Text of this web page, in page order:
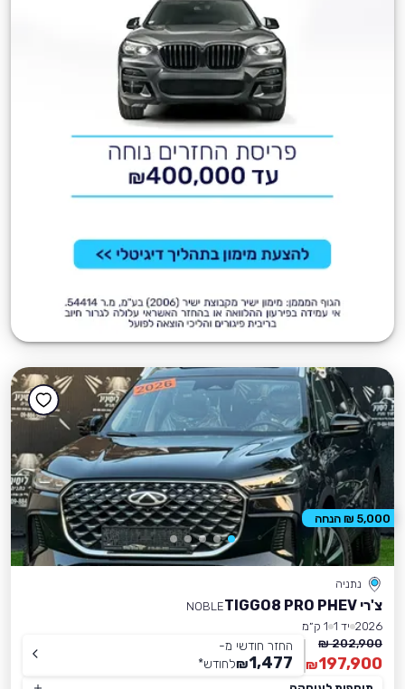
נתניה
צ'רי TIGGO8 PRO PHEV
NOBLE
2026 יד 1
1 ק״מ
202,900 ₪
197,900
₪
החזר חודשי מ-
1,477
₪לחודש*
5,000 ₪ הנחה